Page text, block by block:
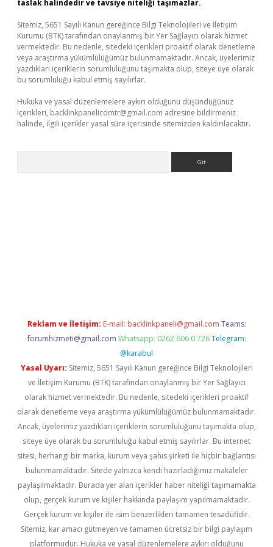
taslak halindedir ve tavsiye niteliği taşımazlar.
Sitemiz, 5651 Sayılı Kanun gereğince Bilgi Teknolojileri ve İletişim
Kurumu (BTK) tarafından onaylanmış bir Yer Sağlayıcı olarak hizmet
vermektedir. Bu nedenle, sitedeki içerikleri proaktif olarak denetleme
veya araştırma yükümlülüğümüz bulunmamaktadır. Ancak, üyelerimiz
yazdıkları içeriklerin sorumluluğunu taşımakta olup, siteye üye olarak
bu sorumluluğu kabul etmiş sayılırlar.
Hukuka ve yasal düzenlemelere aykırı olduğunu düşündüğünüz
içerikleri, backlinkpanelicomtr@gmail.com adresine bildirmeniz
halinde, ilgili içerikler yasal süre içerisinde sitemizden kaldırılacaktır.
Reklam ve İletişim: E-mail: backlinkpaneli@gmail.com Teams:
forumhizmeti@gmail.com Whatsapp: 0262 606 0 726 Telegram:
@karabul
Yasal Uyarı: Sitemiz, 5651 Sayılı Kanun gereğince Bilgi Teknolojileri
ve İletişim Kurumu (BTK) tarafından onaylanmış bir Yer Sağlayıcı
olarak hizmet vermektedir. Bu nedenle, sitedeki içerikleri proaktif
olarak denetleme veya araştırma yükümlülüğümüz bulunmamaktadır.
Ancak, üyelerimiz yazdıkları içeriklerin sorumluluğunu taşımakta olup,
siteye üye olarak bu sorumluluğu kabul etmiş sayılırlar. Bu internet
sitesi, herhangi bir marka, kurum veya şahıs şirketi ile hiçbir bağlantısı
bulunmamaktadır. Sitede yalnızca kendi hazırladığımız makaleler
paylaşılmaktadır. Burada yer alan içerikler haber niteliği taşımamakta
olup, gerçek kurum ve kişiler hakkında paylaşım yapılmamaktadır.
Gerçek kurum ve kişiler ile isim benzerlikleri tamamen tesadüfidir.
Sitemiz, kar amacı gütmeyen ve tamamen ücretsiz bir bilgi paylaşım
platformudur. Hukuka ve yasal düzenlemelere aykırı olduğunu